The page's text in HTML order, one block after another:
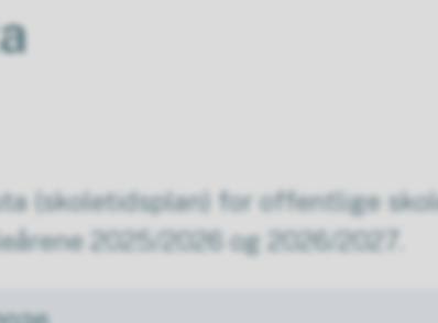
(skoletidsplan) for offentlige
2025/2026 og 2026/2027.